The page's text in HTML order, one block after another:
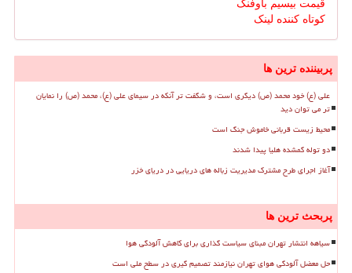
قیمت بیسیم باوفنگ
کوتاه کننده لینک
پربیننده ترین ها
علی (ع) خود محمد (ص) دیگری است، و شگفت تر آنکه در سیمای علی (ع)، محمد (ص) را نمایان
تر می توان دید
محیط زیست قربانی خاموش جنگ است
دو توله گمشده هلیا پیدا شدند
آغاز اجرای طرح مشترک مدیریت زباله های دریایی در دریای خزر
پربحث ترین ها
سیاهه انتشار تهران مبنای سیاست گذاری برای کاهش آلودگی هوا
حل معضل آلودگی هوای تهران نیازمند تصمیم گیری در سطح ملی است